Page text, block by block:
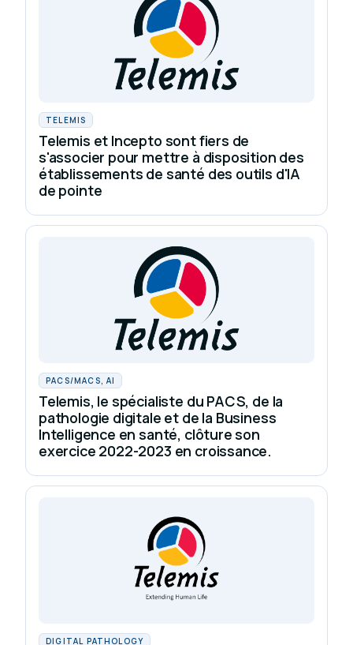
TELEMIS
Telemis et Incepto sont fiers de
s'associer pour mettre à disposition des
établissements de santé des outils d'IA
de pointe
PACS/MACS, AI
Telemis, le spécialiste du PACS, de la
pathologie digitale et de la Business
Intelligence en santé, clôture son
exercice 2022-2023 en croissance.
DIGITAL PATHOLOGY